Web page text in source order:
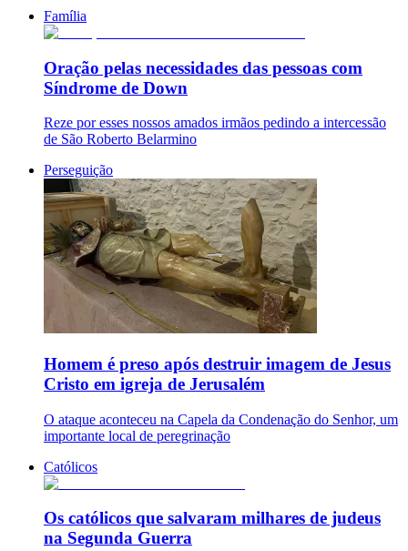
Família
Oração pelas necessidades das pessoas com
Síndrome de Down
Reze por esses nossos amados irmãos pedindo a intercessão
de São Roberto Belarmino
Perseguição
Homem é preso após destruir imagem de Jesus
Cristo em igreja de Jerusalém
O ataque aconteceu na Capela da Condenação do Senhor, um
importante local de peregrinação
Católicos
Os católicos que salvaram milhares de judeus
na Segunda Guerra